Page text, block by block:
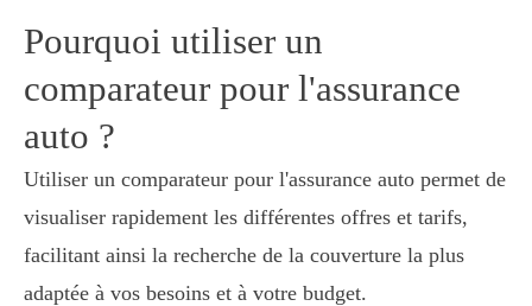
Pourquoi utiliser un
comparateur pour l'assurance
auto ?
Utiliser un comparateur pour l'assurance auto permet de
visualiser rapidement les différentes offres et tarifs,
facilitant ainsi la recherche de la couverture la plus
adaptée à vos besoins et à votre budget.